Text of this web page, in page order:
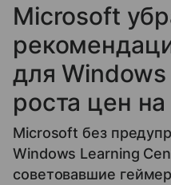
Microsoft
для Windows
роста цен
Microsoft без
Windows Learning
советовавшие